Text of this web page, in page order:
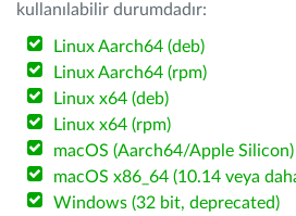
kullanılabilir durumdadır:
Linux Aarch64 (deb)
Linux Aarch64 (rpm)
Linux x64 (deb)
Linux x64 (rpm)
macOS (Aarch64/Apple Silicon)
macOS x86_64 (10.14 veya
Windows (32 bit, deprecated)